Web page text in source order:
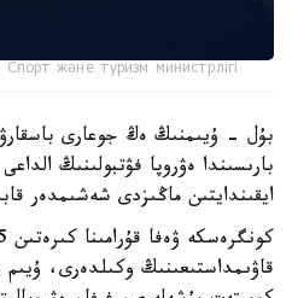
және туризм министрлігі
بۇل - ۇيىمنىڭ ەڭ جوعارى
بارىسىندا ەۋروپا فۋتبولىنىڭ
ايقىندايتىن ماڭىزدى شەشىمدەر
قاۋىمداستىعىنىڭ وكىلدەرى، ۇيىم